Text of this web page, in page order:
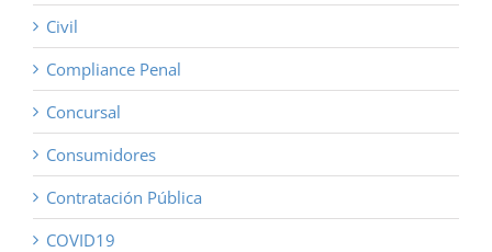
Civil
Compliance Penal
Concursal
Consumidores
Contratación Pública
COVID19